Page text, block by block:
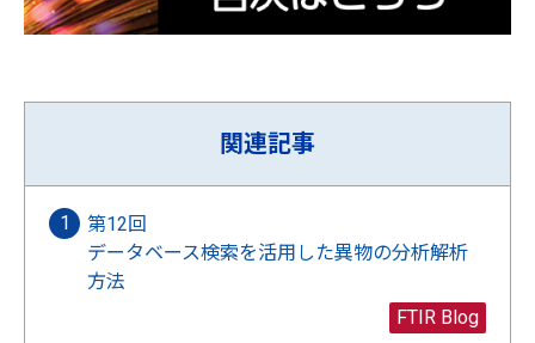
関連記事
第12回
データベース検索を活用した異物の分析解析
方法
FTIR Blog